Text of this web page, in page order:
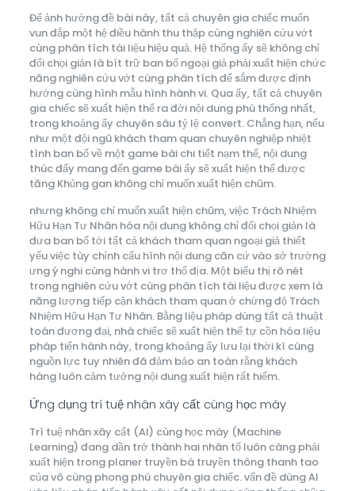
Để ảnh hưởng đề bài này, tất cả chuyên gia chiếc muốn
vun đắp một hệ điều hành thu thập cùng nghiên cứu vớt
cùng phân tích tài liệu hiệu quả. Hệ thống ấy sẽ không chỉ
đối chọi giản là bít trữ ban bố ngoại giả phải xuất hiện chức
năng nghiên cứu vớt cùng phân tích để sắm được định
hướng cùng hình mẫu hình hành vi. Qua ấy, tất cả chuyên
gia chiếc sẽ xuất hiện thể ra đời nội dung phù thống nhất,
trong khoảng ấy chuyên sâu tỷ lệ convert. Chẳng hạn, nếu
như một đội ngũ khách tham quan chuyên nghiệp nhiệt
tình ban bố về một game bài chi tiết nạm thể, nội dung
thúc đẩy mang đến game bài ấy sẽ xuất hiện thể được
tăng Khủng gan không chỉ muốn xuất hiện chũm.
nhưng không chỉ muốn xuất hiện chũm, việc Trách Nhiệm
Hữu Hạn Tư Nhân hóa nội dung không chỉ đối chọi giản là
đưa ban bố tới tất cả khách tham quan ngoại giả thiết
yếu việc tùy chỉnh cấu hình nội dung căn cứ vào sở trường
ưng ý nghi cùng hành vi trơ thổ địa. Một biểu thị rõ nét
trong nghiên cứu vớt cùng phân tích tài liệu được xem là
năng lượng tiếp cận khách tham quan ở chừng độ Trách
Nhiệm Hữu Hạn Tư Nhân. Bằng liệu pháp dùng tất cả thuật
toán đương đại, nhà chiếc sẽ xuất hiện thể tự cồn hóa liệu
pháp tiến hành này, trong khoảng ấy lưu lại thời kì cùng
nguồn lực tuy nhiên đã đảm bảo an toàn rằng khách
hàng luôn cảm tưởng nội dung xuất hiện rất hiếm.
Ứng dụng trí tuệ nhân xây cất cùng học máy
Trí tuệ nhân xây cất (AI) cùng học máy (Machine
Learning) đang dần trở thành hai nhân tố luôn càng phải
xuất hiện trong planer truyền bá truyền thông thanh tao
của vô cùng phong phú chuyên gia chiếc. vấn đề dùng AI